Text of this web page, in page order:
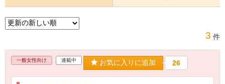
3 件
一般女性向け 連載中 お気に入りに追加 26